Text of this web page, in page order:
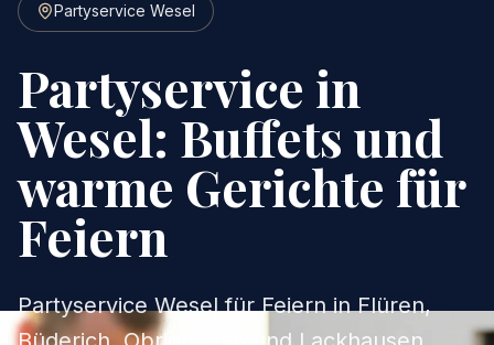
Partyservice Wesel
Partyservice in
Wesel: Buffets und
warme Gerichte für
Feiern
Partyservice Wesel für Feiern in Flüren,